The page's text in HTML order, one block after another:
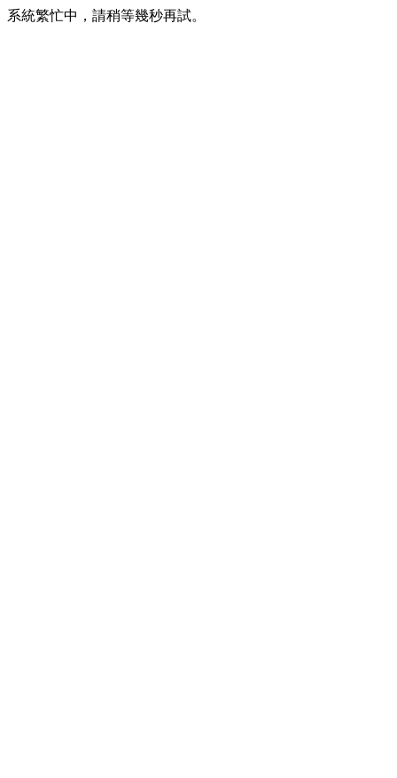
系統繁忙中，請稍等幾秒再試。